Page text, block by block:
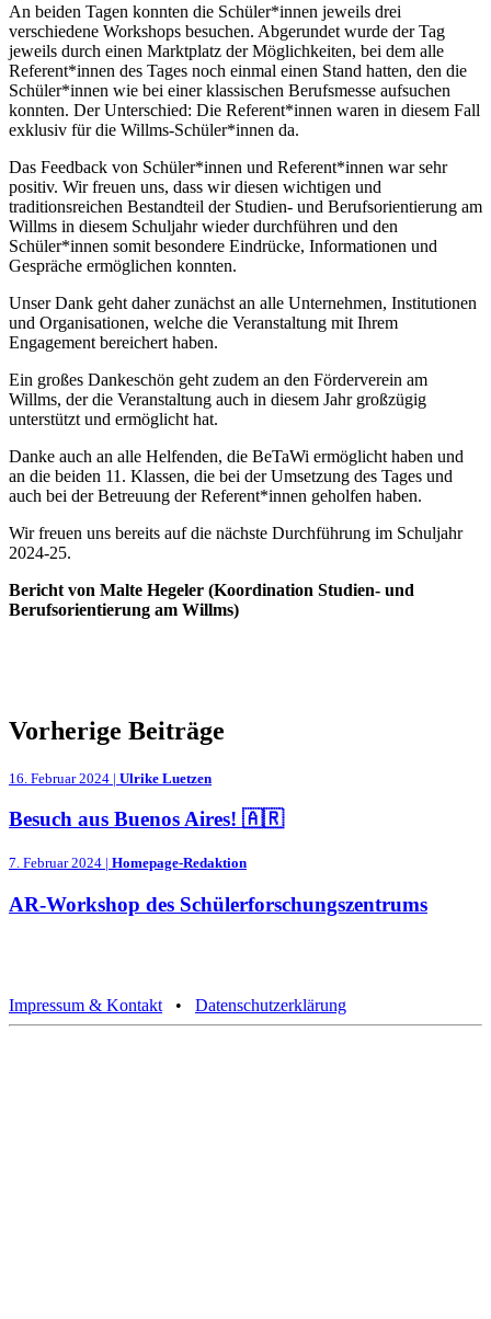
An beiden Tagen konnten die Schüler*innen jeweils drei
verschiedene Workshops besuchen. Abgerundet wurde der Tag
jeweils durch einen Marktplatz der Möglichkeiten, bei dem alle
Referent*innen des Tages noch einmal einen Stand hatten, den die
Schüler*innen wie bei einer klassischen Berufsmesse aufsuchen
konnten. Der Unterschied: Die Referent*innen waren in diesem Fall
exklusiv für die Willms-Schüler*innen da.
Das Feedback von Schüler*innen und Referent*innen war sehr
positiv. Wir freuen uns, dass wir diesen wichtigen und
traditionsreichen Bestandteil der Studien- und Berufsorientierung am
Willms in diesem Schuljahr wieder durchführen und den
Schüler*innen somit besondere Eindrücke, Informationen und
Gespräche ermöglichen konnten.
Unser Dank geht daher zunächst an alle Unternehmen, Institutionen
und Organisationen, welche die Veranstaltung mit Ihrem
Engagement bereichert haben.
Ein großes Dankeschön geht zudem an den Förderverein am
Willms, der die Veranstaltung auch in diesem Jahr großzügig
unterstützt und ermöglicht hat.
Danke auch an alle Helfenden, die BeTaWi ermöglicht haben und
an die beiden 11. Klassen, die bei der Umsetzung des Tages und
auch bei der Betreuung der Referent*innen geholfen haben.
Wir freuen uns bereits auf die nächste Durchführung im Schuljahr
2024-25.
Bericht von Malte Hegeler (Koordination Studien- und
Berufsorientierung am Willms)
Vorherige Beiträge
16. Februar 2024 | Ulrike Luetzen
Besuch aus Buenos Aires! 🇦🇷
7. Februar 2024 | Homepage-Redaktion
AR-Workshop des Schülerforschungszentrums
Impressum & Kontakt • Datenschutzerklärung